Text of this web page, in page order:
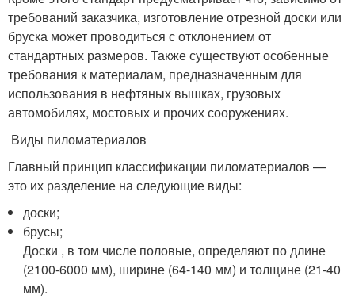
требований заказчика, изготовление отрезной доски или
бруска может проводиться с отклонением от
стандартных размеров. Также существуют особенные
требования к материалам, предназначенным для
использования в нефтяных вышках, грузовых
автомобилях, мостовых и прочих сооружениях.
Виды пиломатериалов
Главный принцип классификации пиломатериалов —
это их разделение на следующие виды:
доски;
брусы;
Доски , в том числе половые, определяют по длине
(2100-6000 мм), ширине (64-140 мм) и толщине (21-40
мм).